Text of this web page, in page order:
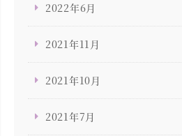
2022年6月
2021年11月
2021年10月
2021年7月